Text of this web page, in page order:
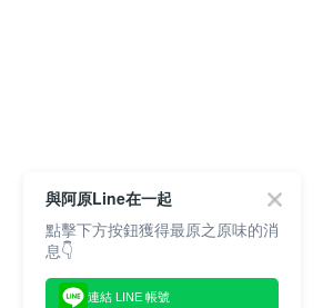
與阿原Line在一起
點擊下方按鈕獲得最原之原味的消
息👇
連結 LINE 帳號